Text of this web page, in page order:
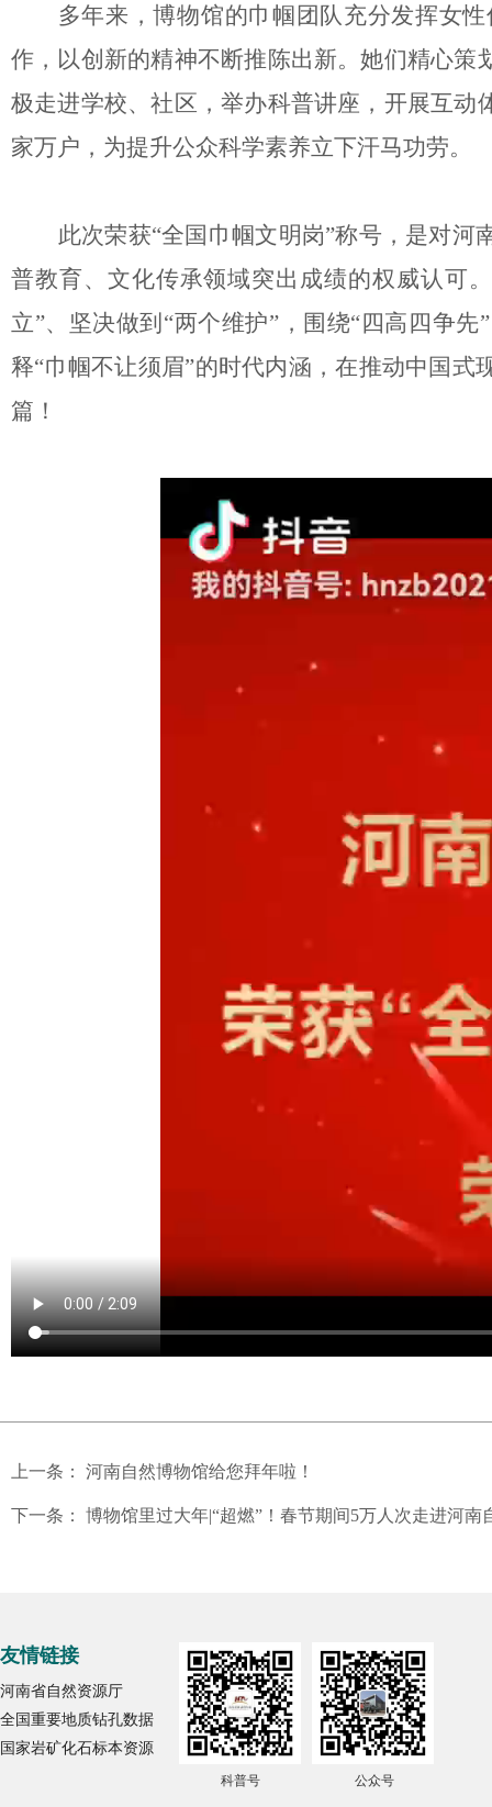
多年来，博物馆的巾帼团队充分发挥女
作，以创新的精神不断推陈出新。她们精心
极走进学校、社区，举办科普讲座，开展互
家万户，为提升公众科学素养立下汗马功劳。
此次荣获“全国巾帼文明岗”称号，是对
普教育、文化传承领域突出成绩的权威认可
立”、坚决做到“两个维护”，围绕“四高四争
释“巾帼不让须眉”的时代内涵，在推动中国
篇！
上一条： 河南自然博物馆给您拜年啦！
下一条： 博物馆里过大年|“超燃”！春节期间5万人次走进河南
友情链接
河南省自然资源厅
全国重要地质钻孔数据
国家岩矿化石标本资源
科普号 公众号